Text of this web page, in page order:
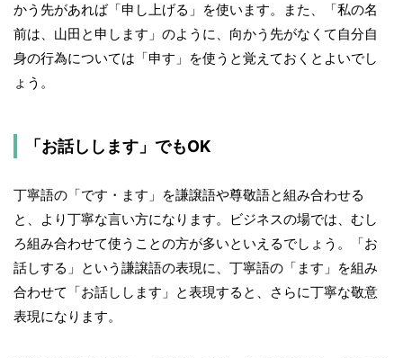
かう先があれば「申し上げる」を使います。また、「私の名
前は、山田と申します」のように、向かう先がなくて自分自
身の行為については「申す」を使うと覚えておくとよいでし
ょう。
「お話しします」でもOK
丁寧語の「です・ます」を謙譲語や尊敬語と組み合わせる
と、より丁寧な言い方になります。ビジネスの場では、むし
ろ組み合わせて使うことの方が多いといえるでしょう。「お
話しする」という謙譲語の表現に、丁寧語の「ます」を組み
合わせて「お話しします」と表現すると、さらに丁寧な敬意
表現になります。